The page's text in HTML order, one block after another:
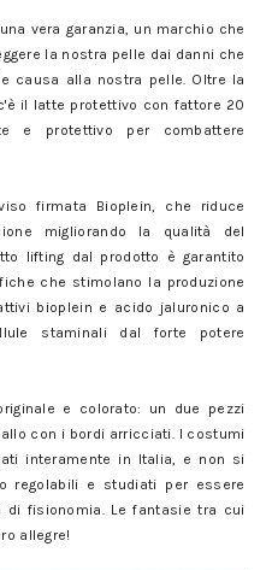
vera garanzia, un marchio che
la nostra pelle dai danni che
causa alla nostra pelle. Oltre la
il latte protettivo con fattore 20
e protettivo per combattere
firmata Bioplein, che riduce
migliorando la qualità del
lifting dal prodotto è garantito
che stimolano la produzione
bioplein e acido jaluronico a
staminali dal forte potere
e colorato: un due pezzi
con i bordi arricciati. I costumi
interamente in Italia, e non si
regolabili e studiati per essere
fisionomia. Le fantasie tra cui
allegre!